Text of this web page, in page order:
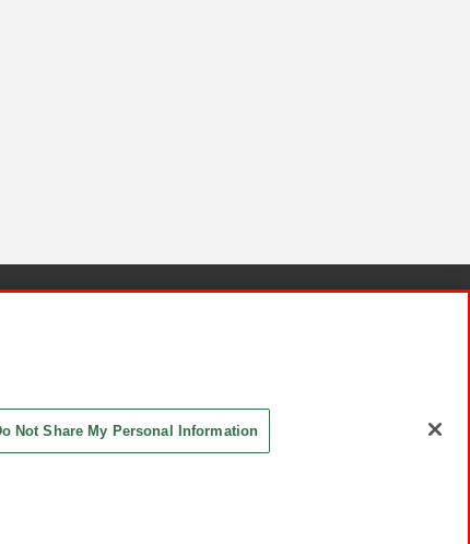
Not Share My Personal Information